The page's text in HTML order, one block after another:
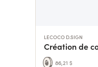
LECOCO D.SIGN
86,21 $